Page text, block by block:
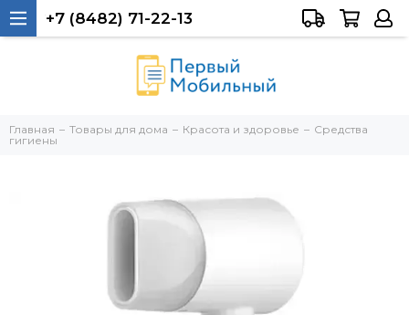
Тольятти, 40 лет Победы, 34а
+7 (8482) 71-22-13
Главная Товары для дома Красота и здоровье
Средства
гигиены